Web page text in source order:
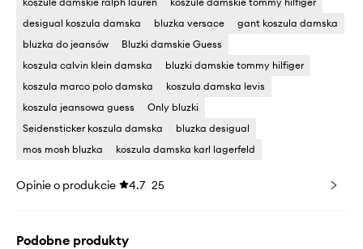
desigual koszula damska
bluzka versace
gant koszula damska
bluzka do jeansów
Bluzki damskie Guess
koszula calvin klein damska
bluzki damskie tommy hilfiger
koszula marco polo damska
koszula damska levis
koszula jeansowa guess
Only bluzki
Seidensticker koszula damska
bluzka desigual
mos mosh bluzka
koszula damska karl lagerfeld
Opinie o produkcie 4.7 25
Podobne produkty